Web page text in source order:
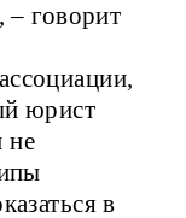
– говорит
юрист
не
в